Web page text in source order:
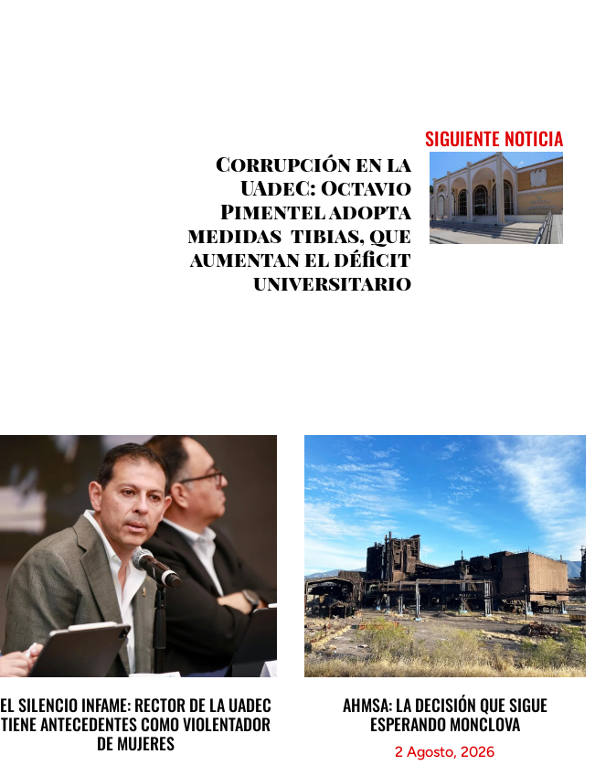
SIGUIENTE NOTICIA
Corrupción en la
UAdeC: Octavio
Pimentel adopta
medidas tibias, que
aumentan el déficit
universitario
EL SILENCIO INFAME: RECTOR DE LA UADEC
TIENE ANTECEDENTES COMO VIOLENTADOR
DE MUJERES
AHMSA: LA DECISIÓN QUE SIGUE
ESPERANDO MONCLOVA
2 Agosto, 2026